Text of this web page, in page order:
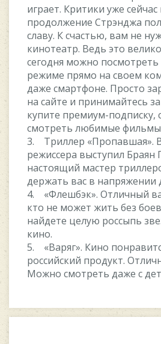
играет. Критики уже
продолжение Стрэнджа
славу. К счастью, вам не
кинотеатр. Ведь это
сегодня можно
режиме прямо на своем
даже смартфоне. Просто
на сайте и принимайтесь
купите премиум-подписку,
смотреть любимые фильмы
3. Триллер «Пропавшая».
режиссера выступил Браян
настоящий мастер
держать вас в напряжении
4. «Флешбэк». Отличный
кто не может жить без
найдете целую россыпь
кино.
5. «Варяг». Кино
российский продукт.
Можно смотреть даже с